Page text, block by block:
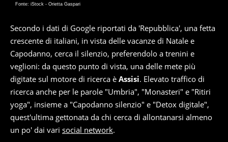
Fonte: iStock - Orietta Gaspari
Secondo i dati di Google riportati da 'Repubblica', una fetta
crescente di italiani, in vista delle vacanze di Natale e
Capodanno, cerca il silenzio, preferendolo a trenini e
veglioni: da questo punto di vista, una delle mete più
digitate sul motore di ricerca è Assisi. Elevato traffico di
ricerca anche per le parole "Umbria", "Monasteri" e "Ritiri
yoga", insieme a "Capodanno silenzio" e "Detox digitale",
quest'ultima gettonata da chi cerca di allontanarsi almeno
un po' dai vari social network.